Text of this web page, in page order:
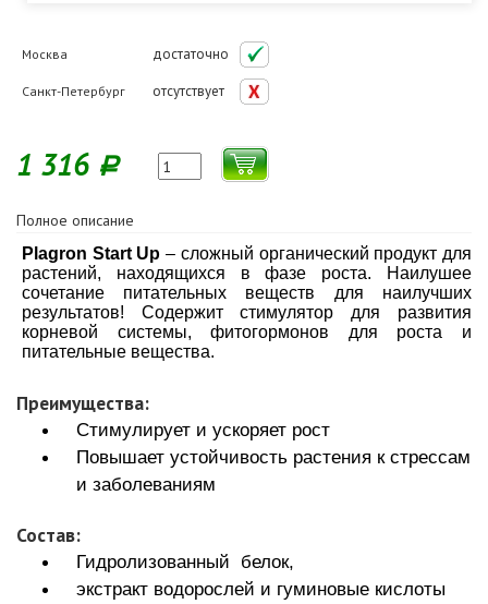
Москва достаточно
Санкт-Петербург отсутствует
1 316 Р
Полное описание
Plagron Start Up– сложный органический продукт для
растений, находящихся в фазе роста. Наилушее
сочетание питательных веществ для наилучших
результатов! Содержит стимулятор для развития
корневой системы, фитогормонов для роста и
питательные вещества.
Преимущества:
Стимулирует и ускоряет рост
Повышает устойчивость растения к стрессам
и заболеваниям
Состав:
Гидролизованный белок,
экстракт водорослей и гуминовые кислоты